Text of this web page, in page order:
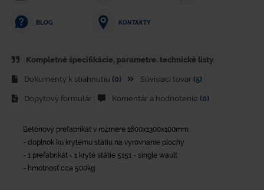
BLOG KONTAKTY
Kompletné špecifikácie, parametre. technické listy
Dokumenty k stiahnutiu (0) Súvisiaci tovar (5)
Dopytový formulár Komentár a hodnotenie (0)
Betónový prefabrikát v rozmere 1600x1300x100mm.
- doplnok ku krytému státiu na vyrovnanie plochy
- 1 prefabrikát = 1 kryté státie 5151 - single wault
- hmotnosť cca 500kg